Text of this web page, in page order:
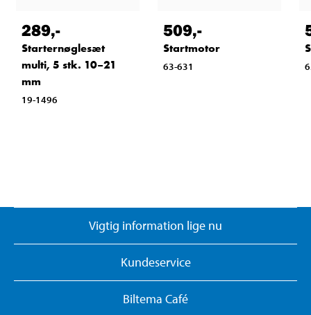
289,-
Starternøglesæt
multi, 5 stk. 10–21
mm
19-1496
509,-
Startmotor
63-631
Vigtig information lige nu
Kundeservice
Biltema Café